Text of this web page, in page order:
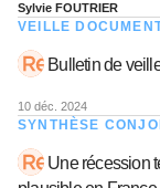
Sylvie FOUTRIER
VEILLE
Bulletin de
10 déc. 2024
SYNTHÈSE
Une récession